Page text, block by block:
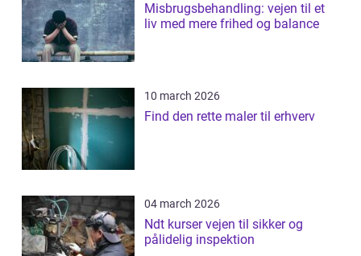
Misbrugsbehandling: vejen til et
liv med mere frihed og balance
10 march 2026
Find den rette maler til erhverv
04 march 2026
Ndt kurser vejen til sikker og
pålidelig inspektion